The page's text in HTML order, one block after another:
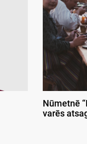
Nūmetnē
varēs